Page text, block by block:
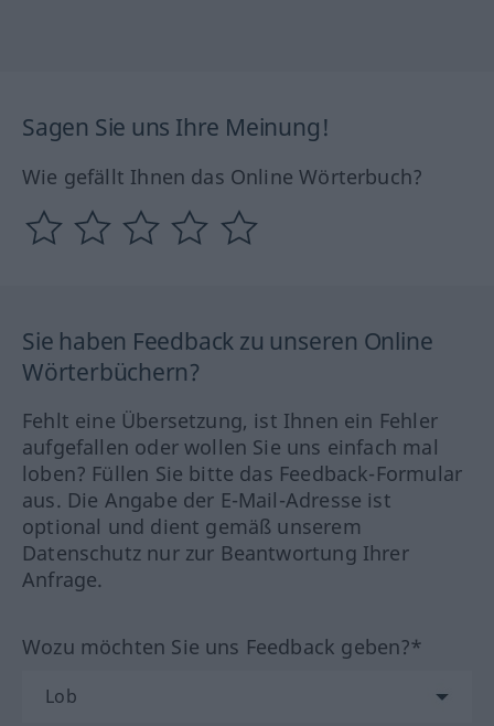
Sagen Sie uns Ihre Meinung!
Wie gefällt Ihnen das Online Wörterbuch?
Sie haben Feedback zu unseren Online
Wörterbüchern?
Fehlt eine Übersetzung, ist Ihnen ein Fehler
aufgefallen oder wollen Sie uns einfach mal
loben? Füllen Sie bitte das Feedback-Formular
aus. Die Angabe der E-Mail-Adresse ist
optional und dient gemäß unserem
Datenschutz nur zur Beantwortung Ihrer
Anfrage.
Wozu möchten Sie uns Feedback geben?*